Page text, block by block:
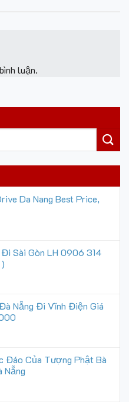
luận.
Da Nang Best Price,
Sài Gòn LH 0906 314
Nẵng Đi Vĩnh Điện Giá
Đáo Của Tượng Phật Bà
Nẵng